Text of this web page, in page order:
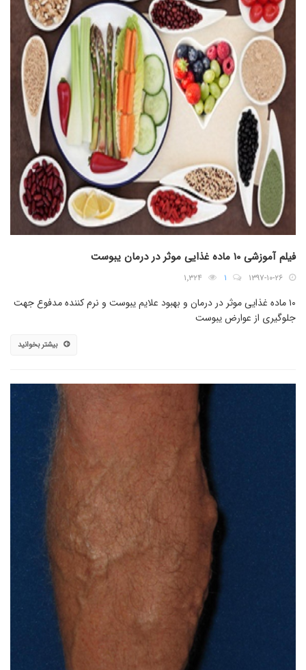
فیلم آموزشی ۱۰ ماده غذایی موثر در درمان یبوست
۱۳۹۷-۱۰-۲۶ ۱ ۱٬۳۲۴
۱۰ ماده غذایی موثر در درمان و بهبود علایم یبوست و نرم کننده مدفوع جهت
جلوگیری از عوارض یبوست
بیشتر بخوانید